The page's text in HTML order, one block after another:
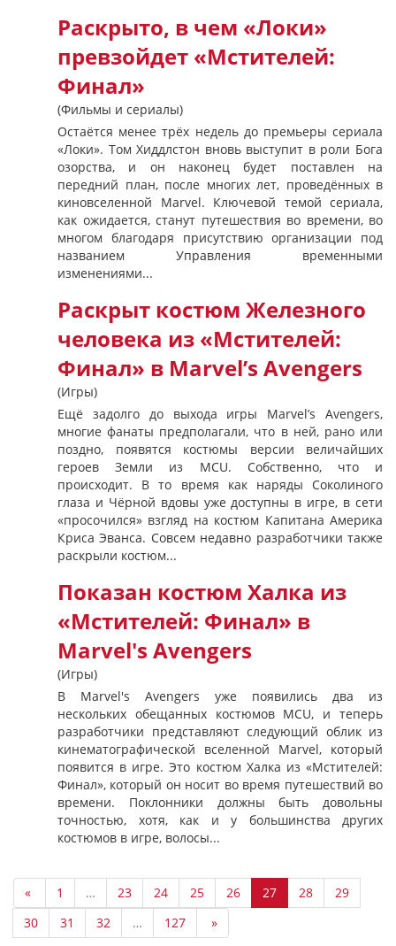
Раскрыто, в чем «Локи»
превзойдет «Мстителей:
Финал»
(Фильмы и сериалы)
Остаётся менее трёх недель до премьеры сериала
«Локи». Том Хиддлстон вновь выступит в роли Бога
озорства, и он наконец будет поставлен на
передний план, после многих лет, проведённых в
киновселенной Marvel. Ключевой темой сериала,
как ожидается, станут путешествия во времени, во
многом благодаря присутствию организации под
названием Управления временными
изменениями...
Раскрыт костюм Железного
человека из «Мстителей:
Финал» в Marvel’s Avengers
(Игры)
Ещё задолго до выхода игры Marvel’s Avengers,
многие фанаты предполагали, что в ней, рано или
поздно, появятся костюмы версии величайших
героев Земли из MCU. Собственно, что и
происходит. В то время как наряды Соколиного
глаза и Чёрной вдовы уже доступны в игре, в сети
«просочился» взгляд на костюм Капитана Америка
Криса Эванса. Совсем недавно разработчики также
раскрыли костюм...
Показан костюм Халка из
«Мстителей: Финал» в
Marvel's Avengers
(Игры)
В Marvel's Avengers уже появились два из
нескольких обещанных костюмов MCU, и теперь
разработчики представляют следующий облик из
кинематографической вселенной Marvel, который
появится в игре. Это костюм Халка из «Мстителей:
Финал», который он носит во время путешествий во
времени. Поклонники должны быть довольны
точностью, хотя, как и у большинства других
костюмов в игре, волосы...
« 1 … 23 24 25 26 27 28
29
30
31 32 … 127 »